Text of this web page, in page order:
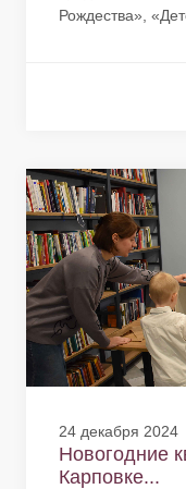
Рождества»,
24 декабря 2024
Новогодние
Карповке...